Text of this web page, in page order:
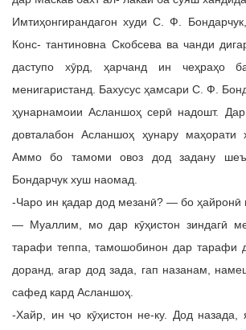
Имтиҳонгирандагон худи С. Ф.
Конс- тантиновна Скобсева ва чанди
даступо хӯрд, ҳарчанд ин чеҳраҳо
менигаристанд. Бахусус ҳамсари С. Ф.
ҳунарнамоии Асланшоҳ серӣ надошт.
довталабон Асланшоҳ ҳунару
Аммо бо тамоми овоз дод задану
Бондарчук хуш наомад.
-Чаро ин қадар дод мезанӣ? — бо ҳайронӣ
— Муаллим, мо дар кӯҳистон зиндагӣ
тарафи теппа, тамошобинон дар тарафи
доранд, агар дод зада, гап назанам,
сафед кард Асланшоҳ.
-Хайр, ин ҷо кӯҳистон не-ку. Дод